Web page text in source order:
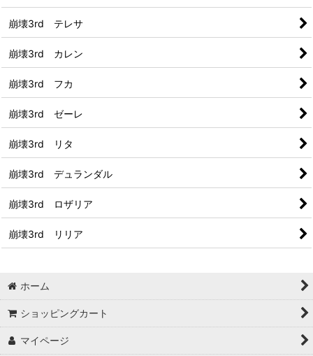
崩壊3rd テレサ
崩壊3rd カレン
崩壊3rd フカ
崩壊3rd ゼーレ
崩壊3rd リタ
崩壊3rd デュランダル
崩壊3rd ロザリア
崩壊3rd リリア
ホーム
ショッピングカート
マイページ